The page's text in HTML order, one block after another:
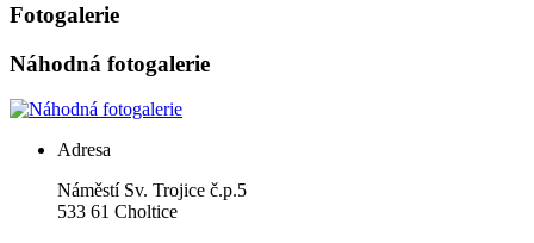
Fotogalerie
Náhodná fotogalerie
Adresa
Náměstí Sv. Trojice č.p.5
533 61 Choltice